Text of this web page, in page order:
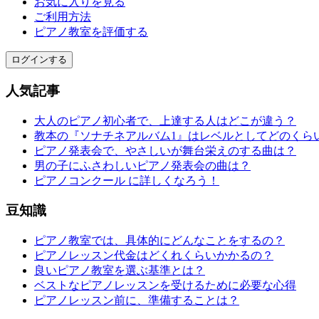
ご利用方法
ピアノ教室を評価する
ログインする
人気記事
大人のピアノ初心者で、上達する人はどこが違う？
教本の『ソナチネアルバム1』はレベルとしてどのくら
ピアノ発表会で、やさしいが舞台栄えのする曲は？
男の子にふさわしいピアノ発表会の曲は？
ピアノコンクール に詳しくなろう！
豆知識
ピアノ教室では、具体的にどんなことをするの？
ピアノレッスン代金はどくれくらいかかるの？
良いピアノ教室を選ぶ基準とは？
ベストなピアノレッスンを受けるために必要な心得
ピアノレッスン前に、準備することは？